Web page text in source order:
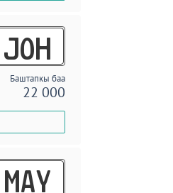
JOH
Баштапкы баа
22 000
MAY